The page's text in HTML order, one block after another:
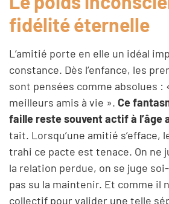
fidélité éternelle
L’amitié porte en elle un idéal
constance. Dès l’enfance, les
sont pensées comme absolues :
meilleurs amis à vie ». Ce
faille reste souvent actif à l’âge
tait. Lorsqu’une amitié s’efface,
trahi ce pacte est tenace. On ne
la relation perdue, on se juge
pas su la maintenir. Et comme il
collectif pour valider une telle